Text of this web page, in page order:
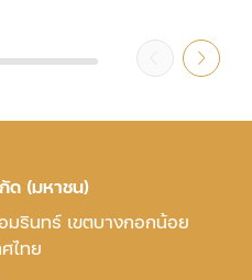
ด (มหาชน)
รินทร์ เขตบางกอกน้อย
ไทย